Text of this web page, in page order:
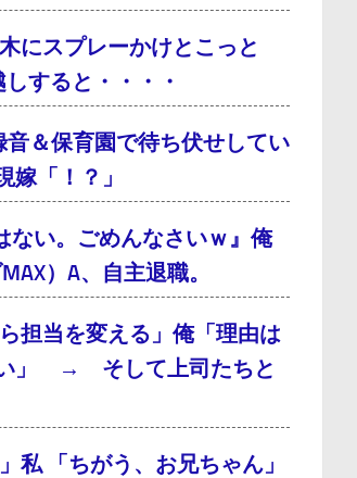
にスプレーかけとこっと
すると・・・・
＆保育園で待ち伏せしてい
！？」
ない。ごめんなさいｗ』俺
）A、自主退職。
担当を変える」俺「理由は
い」 → そして上司たちと
「ちがう、お兄ちゃん」